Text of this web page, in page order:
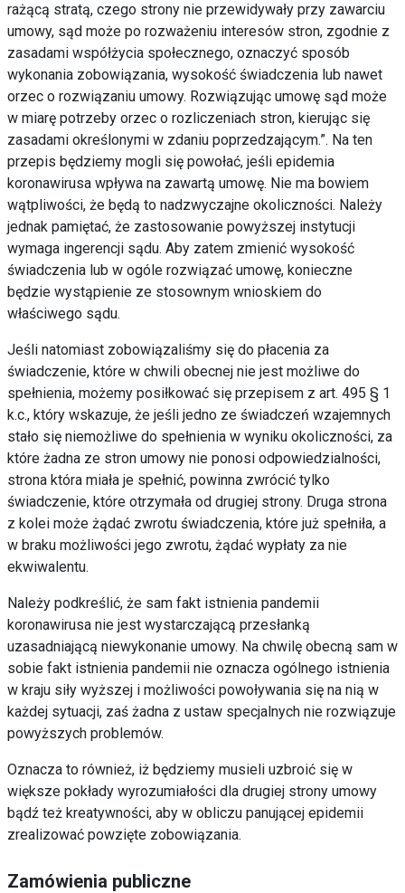
rażącą stratą, czego strony nie przewidywały przy zawarciu
umowy, sąd może po rozważeniu interesów stron, zgodnie z
zasadami współżycia społecznego, oznaczyć sposób
wykonania zobowiązania, wysokość świadczenia lub nawet
orzec o rozwiązaniu umowy. Rozwiązując umowę sąd może
w miarę potrzeby orzec o rozliczeniach stron, kierując się
zasadami określonymi w zdaniu poprzedzającym.”. Na ten
przepis będziemy mogli się powołać, jeśli epidemia
koronawirusa wpływa na zawartą umowę. Nie ma bowiem
wątpliwości, że będą to nadzwyczajne okoliczności. Należy
jednak pamiętać, że zastosowanie powyższej instytucji
wymaga ingerencji sądu. Aby zatem zmienić wysokość
świadczenia lub w ogóle rozwiązać umowę, konieczne
będzie wystąpienie ze stosownym wnioskiem do
właściwego sądu.
Jeśli natomiast zobowiązaliśmy się do płacenia za
świadczenie, które w chwili obecnej nie jest możliwe do
spełnienia, możemy posiłkować się przepisem z art. 495 § 1
k.c., który wskazuje, że jeśli jedno ze świadczeń wzajemnych
stało się niemożliwe do spełnienia w wyniku okoliczności, za
które żadna ze stron umowy nie ponosi odpowiedzialności,
strona która miała je spełnić, powinna zwrócić tylko
świadczenie, które otrzymała od drugiej strony. Druga strona
z kolei może żądać zwrotu świadczenia, które już spełniła, a
w braku możliwości jego zwrotu, żądać wypłaty za nie
ekwiwalentu.
Należy podkreślić, że sam fakt istnienia pandemii
koronawirusa nie jest wystarczającą przesłanką
uzasadniającą niewykonanie umowy. Na chwilę obecną sam w
sobie fakt istnienia pandemii nie oznacza ogólnego istnienia
w kraju siły wyższej i możliwości powoływania się na nią w
każdej sytuacji, zaś żadna z ustaw specjalnych nie rozwiązuje
powyższych problemów.
Oznacza to również, iż będziemy musieli uzbroić się w
większe pokłady wyrozumiałości dla drugiej strony umowy
bądź też kreatywności, aby w obliczu panującej epidemii
zrealizować powzięte zobowiązania.
Zamówienia publiczne